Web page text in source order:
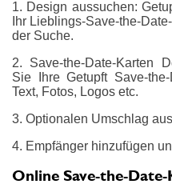
1. Design aussuchen:
Ihr Lieblings-Save-the-
der Suche.
2. Save-the-Date-Karten
Sie Ihre Getupft Save-
Text, Fotos, Logos etc.
3. Optionalen Umschlag
4. Empfänger hinzufügen
Online Save-the-